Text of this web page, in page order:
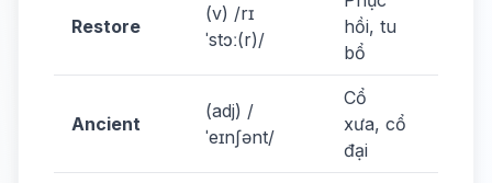
Restore
(v) /rɪ
ˈstɔː(r)/
hồi, tu
bổ
Ancient
(adj) /
ˈeɪnʃənt/
Cổ
xưa, cổ
đại